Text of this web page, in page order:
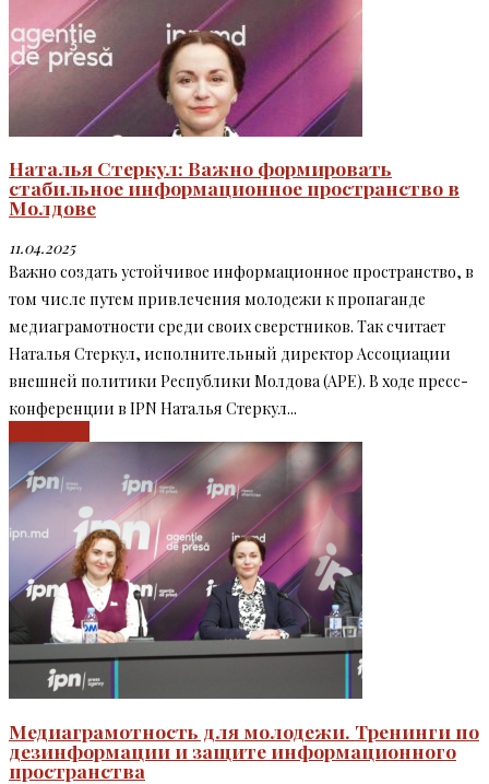
Наталья Стеркул: Важно формировать
стабильное информационное пространство в
Молдове
11.04.2025
Важно создать устойчивое информационное пространство, в
том числе путем привлечения молодежи к пропаганде
медиаграмотности среди своих сверстников. Так считает
Наталья Стеркул, исполнительный директор Ассоциации
внешней политики Республики Молдова (APE). В ходе пресс-
конференции в IPN Наталья Стеркул...
Медиаграмотность для молодежи. Тренинги по
дезинформации и защите информационного
пространства